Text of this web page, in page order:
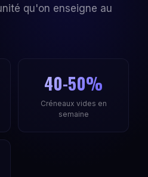
qu'on enseigne au
40-50%
Créneaux vides en
semaine